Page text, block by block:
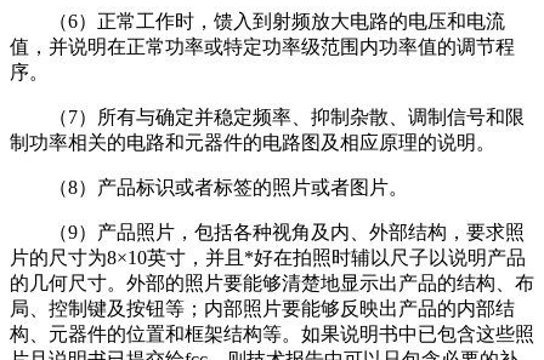
（6）正常工作时，馈入到射频放大电路的电压和电流
值，并说明在正常功率或特定功率级范围内功率值的调节程
序。
（7）所有与确定并稳定频率、抑制杂散、调制信号和限
制功率相关的电路和元器件的电路图及相应原理的说明。
（8）产品标识或者标签的照片或者图片。
（9）产品照片，包括各种视角及内、外部结构，要求照
片的尺寸为8×10英寸，并且*好在拍照时辅以尺子以说明产品
的几何尺寸。外部的照片要能够清楚地显示出产品的结构、布
局、控制键及按钮等；内部照片要能够反映出产品的内部结
构、元器件的位置和框架结构等。如果说明书中已包含这些照